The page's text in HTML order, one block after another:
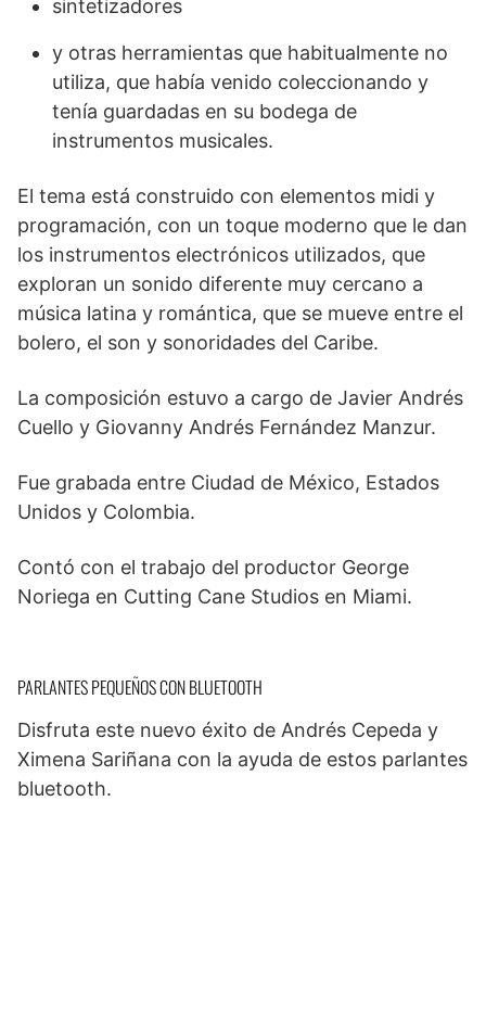
sintetizadores
y otras herramientas que habitualmente no
utiliza, que había venido coleccionando y
tenía guardadas en su bodega de
instrumentos musicales.
El tema está construido con elementos midi y
programación, con un toque moderno que le dan
los instrumentos electrónicos utilizados, que
exploran un sonido diferente muy cercano a
música latina y romántica, que se mueve entre el
bolero, el son y sonoridades del Caribe.
La composición estuvo a cargo de Javier Andrés
Cuello y Giovanny Andrés Fernández Manzur.
Fue grabada entre Ciudad de México, Estados
Unidos y Colombia.
Contó con el trabajo del productor George
Noriega en Cutting Cane Studios en Miami.
PARLANTES PEQUEÑOS CON BLUETOOTH
Disfruta este nuevo éxito de Andrés Cepeda y
Ximena Sariñana con la ayuda de estos parlantes
bluetooth.